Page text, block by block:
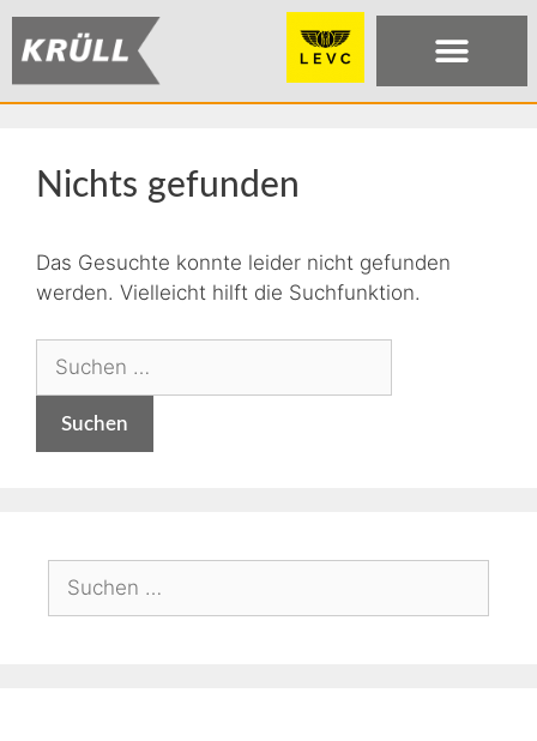
Nichts gefunden
Das Gesuchte konnte leider nicht gefunden
werden. Vielleicht hilft die Suchfunktion.